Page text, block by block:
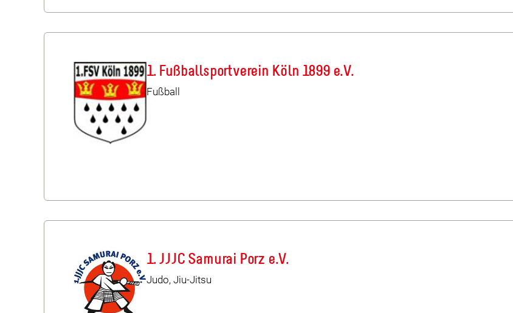
1. Fußballsportverein Köln 1899 e.V.
Fußball
1. JJJC Samurai Porz e.V.
Judo, Jiu-Jitsu